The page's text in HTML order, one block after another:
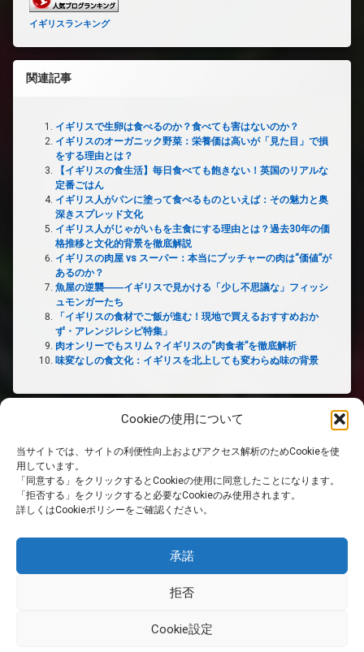
Cookieの使用について
当サイトでは、サイトの利便性向上およびアクセス解析のためCookieを使
用しています。
「同意する」をクリックするとCookieの使用に同意したことになります。
「拒否する」をクリックすると必要なCookieのみ使用されます。
詳しくはCookieポリシーをご確認ください。
承諾
拒否
Cookie設定
イギリスランキング
関連記事
イギリスで生卵は食べるのか？食べても害はないのか？
イギリスのオーガニック野菜：栄養価は高いが「見た目」で損
をする理由とは？
【イギリスの食生活】毎日食べても飽きない！英国のリアルな
定番ごはん
イギリス人がパンに塗って食べるものといえば：その魅力と奥
深きスプレッド文化
イギリス人がじゃがいもを主食にする理由とは？過去30年の価
格推移と文化的背景を徹底解説
イギリスの肉屋 vs スーパー：本当にブッチャーの肉は“価値”が
あるのか？
魚屋の逆襲――イギリスで見かける「少し不思議な」フィッシ
ュモンガーたち
「イギリスの食材でご飯が進む！現地で買えるおすすめおか
ず・アレンジレシピ特集」
肉オンリーでもスリム？イギリスの“肉食者”を徹底解析
味変なしの食文化：イギリスを北上しても変わらぬ味の背景
ホーム
PRIVACY POLICY